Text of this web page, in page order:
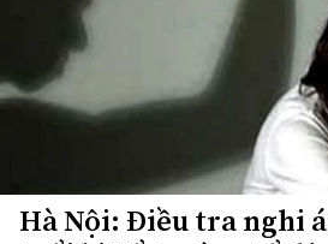
Hà Nội: Điều tra nghi